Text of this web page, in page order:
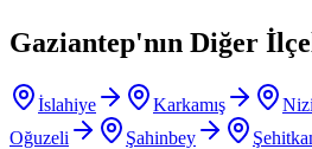
Gaziantep'nın Diğer
İslahiye Karkamış
Oğuzeli
Şahinbey